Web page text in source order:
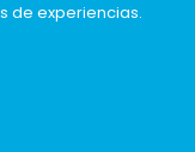
de experiencias.